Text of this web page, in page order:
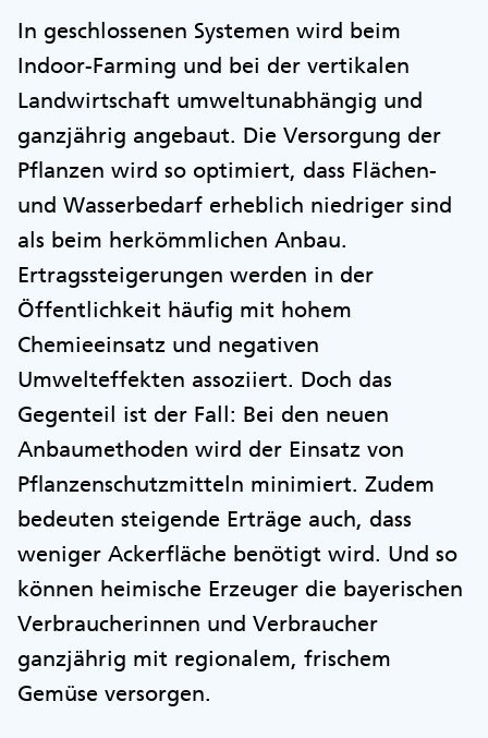
In geschlossenen Systemen wird beim
Indoor-Farming und bei der vertikalen
Landwirtschaft umweltunabhängig und
ganzjährig angebaut. Die Versorgung der
Pflanzen wird so optimiert, dass Flächen-
und Wasserbedarf erheblich niedriger sind
als beim herkömmlichen Anbau.
Ertragssteigerungen werden in der
Öffentlichkeit häufig mit hohem
Chemieeinsatz und negativen
Umwelteffekten assoziiert. Doch das
Gegenteil ist der Fall: Bei den neuen
Anbaumethoden wird der Einsatz von
Pflanzenschutzmitteln minimiert. Zudem
bedeuten steigende Erträge auch, dass
weniger Ackerfläche benötigt wird. Und so
können heimische Erzeuger die bayerischen
Verbraucherinnen und Verbraucher
ganzjährig mit regionalem, frischem
Gemüse versorgen.